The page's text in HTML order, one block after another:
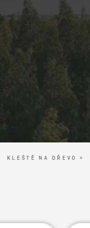
KLEŠTĚ NA DŘEVO >